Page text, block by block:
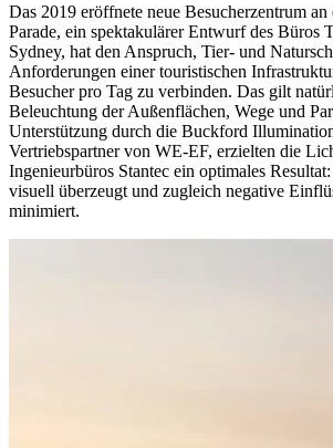
Das 2019 eröffnete neue Besucherzentrum
Parade, ein spektakulärer Entwurf des Büros
Sydney, hat den Anspruch, Tier- und
Anforderungen einer touristischen
Besucher pro Tag zu verbinden. Das gilt
Beleuchtung der Außenflächen, Wege und
Unterstützung durch die Buckford
Vertriebspartner von WE-EF, erzielten die
Ingenieurbüros Stantec ein optimales
visuell überzeugt und zugleich negative
minimiert.